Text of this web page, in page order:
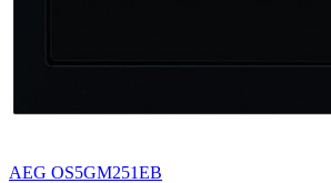
AEG OS5GM251EB